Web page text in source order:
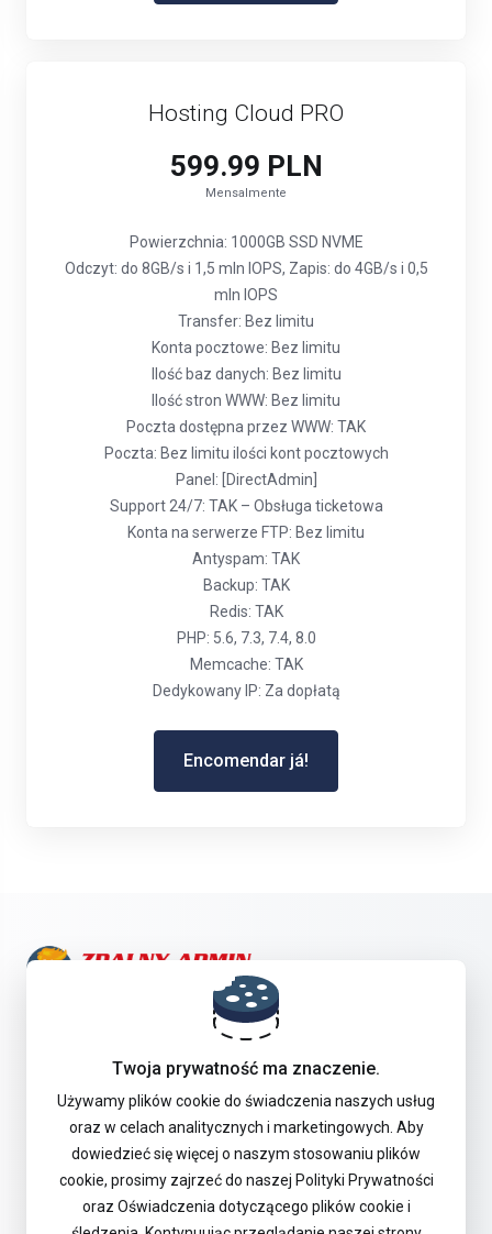
Hosting Cloud PRO
599.99 PLN
Mensalmente
Powierzchnia: 1000GB SSD NVME
Odczyt: do 8GB/s i 1,5 mln IOPS, Zapis: do 4GB/s i 0,5
mln IOPS
Transfer: Bez limitu
Konta pocztowe: Bez limitu
Ilość baz danych: Bez limitu
Ilość stron WWW: Bez limitu
Poczta dostępna przez WWW: TAK
Poczta: Bez limitu ilości kont pocztowych
Panel: [DirectAdmin]
Support 24/7: TAK – Obsługa ticketowa
Konta na serwerze FTP: Bez limitu
Antyspam: TAK
Backup: TAK
Redis: TAK
PHP: 5.6, 7.3, 7.4, 8.0
Memcache: TAK
Dedykowany IP: Za dopłatą
Encomendar já!
Offer
Suporte
Twoja prywatność ma znaczenie.
Używamy plików cookie do świadczenia naszych usług
oraz w celach analitycznych i marketingowych. Aby
dowiedzieć się więcej o naszym stosowaniu plików
cookie, prosimy zajrzeć do naszej Polityki Prywatności
oraz Oświadczenia dotyczącego plików cookie i